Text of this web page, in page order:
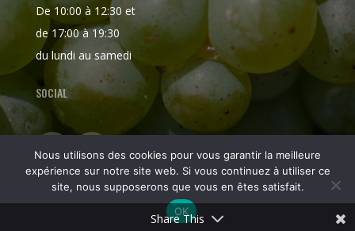
De 10:00 à 12:30 et
de 17:00 à 19:30
du lundi au samedi
SOCIAL
Share This
Nous utilisons des cookies pour vous garantir la meilleure
expérience sur notre site web. Si vous continuez à utiliser ce
site, nous supposerons que vous en êtes satisfait.
OK